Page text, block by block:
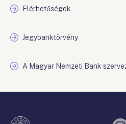
Elérhetőségek
Jegybanktörvény
A Magyar Nemzeti Bank